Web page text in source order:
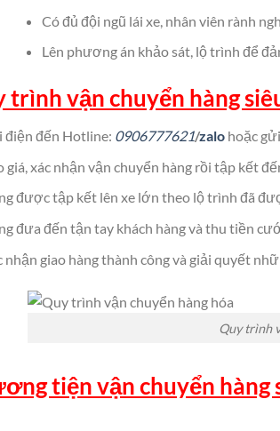
Có đủ đội ngũ lái xe, nhân viên rành
Lên phương án khảo sát, lộ trình để
trình vận chuyển hàng
điện đến Hotline: 0906777621/zalo hoặc
giá, xác nhận vận chuyển hàng rồi tập kết
được tập kết lên xe lớn theo lộ trình đã
đưa đến tận tay khách hàng và thu tiền
nhận giao hàng thành công và giải quyết
Quy trình
tiện vận chuyển